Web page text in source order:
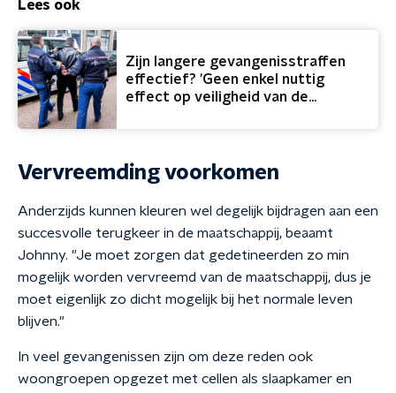
Lees ook
Zijn langere gevangenisstraffen
effectief? 'Geen enkel nuttig
effect op veiligheid van de
Vervreemding voorkomen
Anderzijds kunnen kleuren wel degelijk bijdragen aan een
succesvolle terugkeer in de maatschappij, beaamt
Johnny. "Je moet zorgen dat gedetineerden zo min
mogelijk worden vervreemd van de maatschappij, dus je
moet eigenlijk zo dicht mogelijk bij het normale leven
blijven."
In veel gevangenissen zijn om deze reden ook
woongroepen opgezet met cellen als slaapkamer en